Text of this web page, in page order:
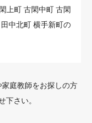
上町 古閑中町 古閑
中北町 横手新町の
庭教師をお探しの方
下さい。